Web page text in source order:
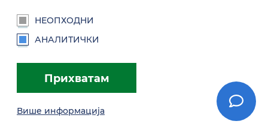
euprava.gov.rs
Услови коришћења
НЕОПХОДНИ
АНАЛИТИЧКИ
Прихватам
Више информација